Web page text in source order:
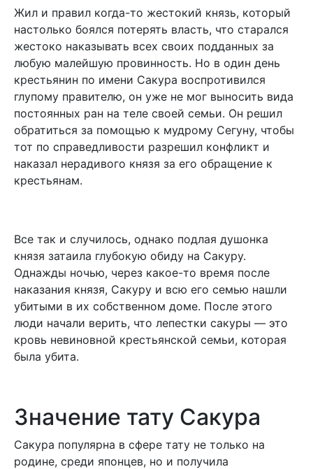
Жил и правил когда-то жестокий князь, который
настолько боялся потерять власть, что старался
жестоко наказывать всех своих подданных за
любую малейшую провинность. Но в один день
крестьянин по имени Сакура воспротивился
глупому правителю, он уже не мог выносить вида
постоянных ран на теле своей семьи. Он решил
обратиться за помощью к мудрому Сегуну, чтобы
тот по справедливости разрешил конфликт и
наказал нерадивого князя за его обращение к
крестьянам.
Все так и случилось, однако подлая душонка
князя затаила глубокую обиду на Сакуру.
Однажды ночью, через какое-то время после
наказания князя, Сакуру и всю его семью нашли
убитыми в их собственном доме. После этого
люди начали верить, что лепестки сакуры — это
кровь невиновной крестьянской семьи, которая
была убита.
Значение тату Сакура
Сакура популярна в сфере тату не только на
родине, среди японцев, но и получила